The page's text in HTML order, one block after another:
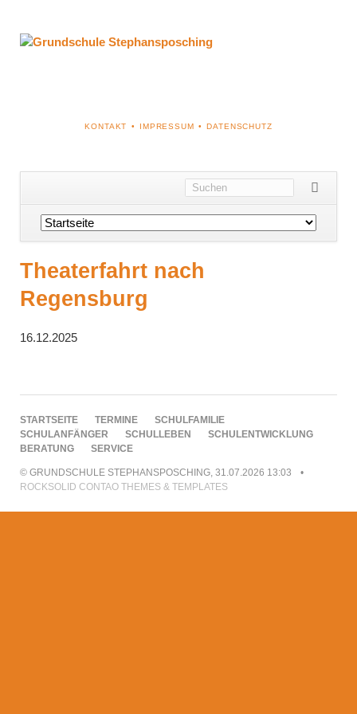
NAVIGATION
KONTAKT IMPRESSUM DATENSCHUTZ
Navigation
überspringen
Theaterfahrt nach
Regensburg
16.12.2025
NAVIGATION
ÜBERSPRINGEN
STARTSEITE TERMINE
SCHULFAMILIE
SCHULANFÄNGER
SCHULLEBEN
SCHULENTWICKLUNG
BERATUNG
SERVICE
© GRUNDSCHULE STEPHANSPOSCHING, 31.07.2026 13:03
ROCKSOLID CONTAO THEMES & TEMPLATES